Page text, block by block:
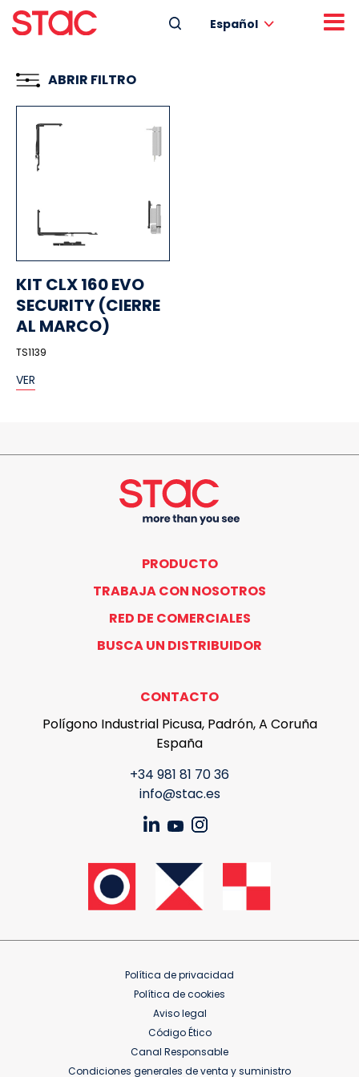
Español
ABRIR FILTRO
KIT CLX 160 EVO
SECURITY (CIERRE
AL MARCO)
TS1139
VER
PRODUCTO
TRABAJA CON NOSOTROS
RED DE COMERCIALES
BUSCA UN DISTRIBUIDOR
CONTACTO
Polígono Industrial Picusa, Padrón, A Coruña
España
+34 981 81 70 36
info@stac.es
Política de privacidad
Política de cookies
Aviso legal
Código Ético
Canal Responsable
Condiciones generales de venta y suministro